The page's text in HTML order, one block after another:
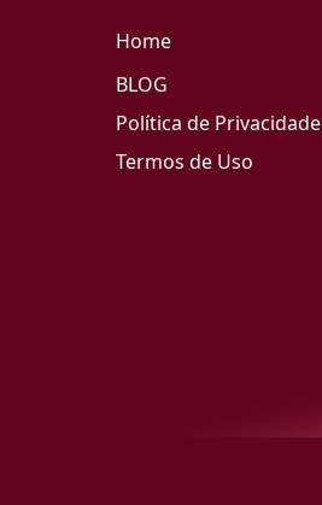
Home
BLOG
Política de Privacidade
Termos de Uso